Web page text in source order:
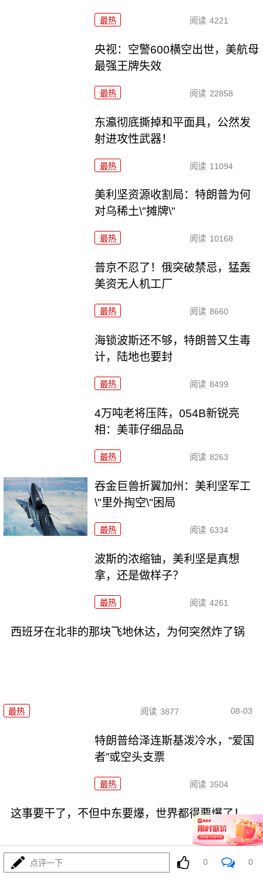
最热 阅读 4221
央视：空警600横空出世，美航母
最强王牌失效
最热 阅读 22858
东瀛彻底撕掉和平面具，公然发
射进攻性武器！
最热 阅读 11094
美利坚资源收割局：特朗普为何
对乌稀土\"摊牌\"
最热 阅读 10168
普京不忍了！俄突破禁忌，猛轰
美资无人机工厂
最热 阅读 8660
海锁波斯还不够，特朗普又生毒
计，陆地也要封
最热 阅读 8499
4万吨老将压阵，054B新锐亮
相：美菲仔细品品
最热 阅读 8263
吞金巨兽折翼加州：美利坚军工
\"里外掏空\"困局
最热 阅读 6334
波斯的浓缩铀，美利坚是真想
拿，还是做样子？
最热 阅读 4261
西班牙在北非的那块飞地休达，为何突然炸了锅
最热 阅读 3877 08-03
特朗普给泽连斯基泼冷水，“爱国
者”或空头支票
最热 阅读 3504
这事要干了，不但中东要爆，世界都得要爆了！
点评一下 0 0